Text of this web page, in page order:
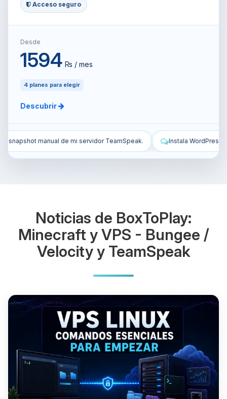
Acceso seguro
Desde
1594 ₨ / mes
4 planes para elegir
Descubrir
Instala WordPress en mi VPS y configúralo. Protege
Noticias de BoxToPlay:
Minecraft y VPS - Bungee /
Velocity y TeamSpeak